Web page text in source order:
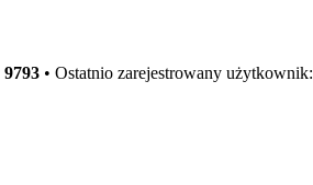
9793 • Ostatnio zarejestrowany użytkownik: